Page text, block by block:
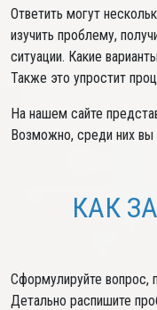
Ответить могут
изучить проблему,
ситуации. Какие
Также это упростит
На нашем сайте
Возможно, среди них вы
КАК
Сформулируйте вопрос,
Детально распишите